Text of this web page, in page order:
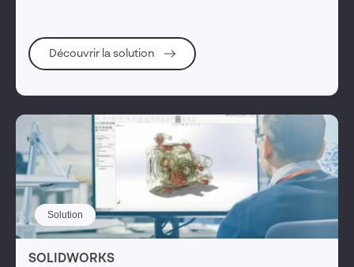
Découvrir la solution
Solution
SOLIDWORKS